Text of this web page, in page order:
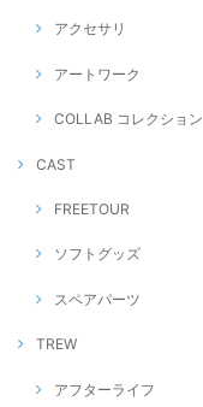
アクセサリ
アートワーク
COLLAB コレクション
CAST
FREETOUR
ソフトグッズ
スペアパーツ
TREW
アフターライフ